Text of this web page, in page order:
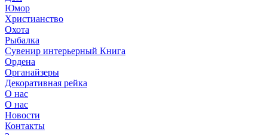
Юмор
Христианство
Охота
Рыбалка
Сувенир интерьерный Книга
Ордена
Органайзеры
Декоративная рейка
О нас
О нас
Новости
Контакты